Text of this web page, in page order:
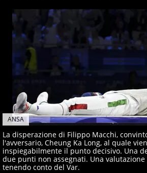
ANSA
La disperazione di Filippo Macchi,
l'avversario, Cheung Ka Long, al quale
inspiegabilmente il punto decisivo. Una
due punti non assegnati. Una
tenendo conto del Var.